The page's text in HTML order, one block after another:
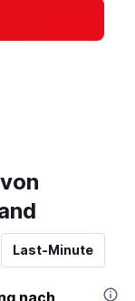
Last-Minute
nach